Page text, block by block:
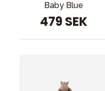
Baby Blue
479 SEK